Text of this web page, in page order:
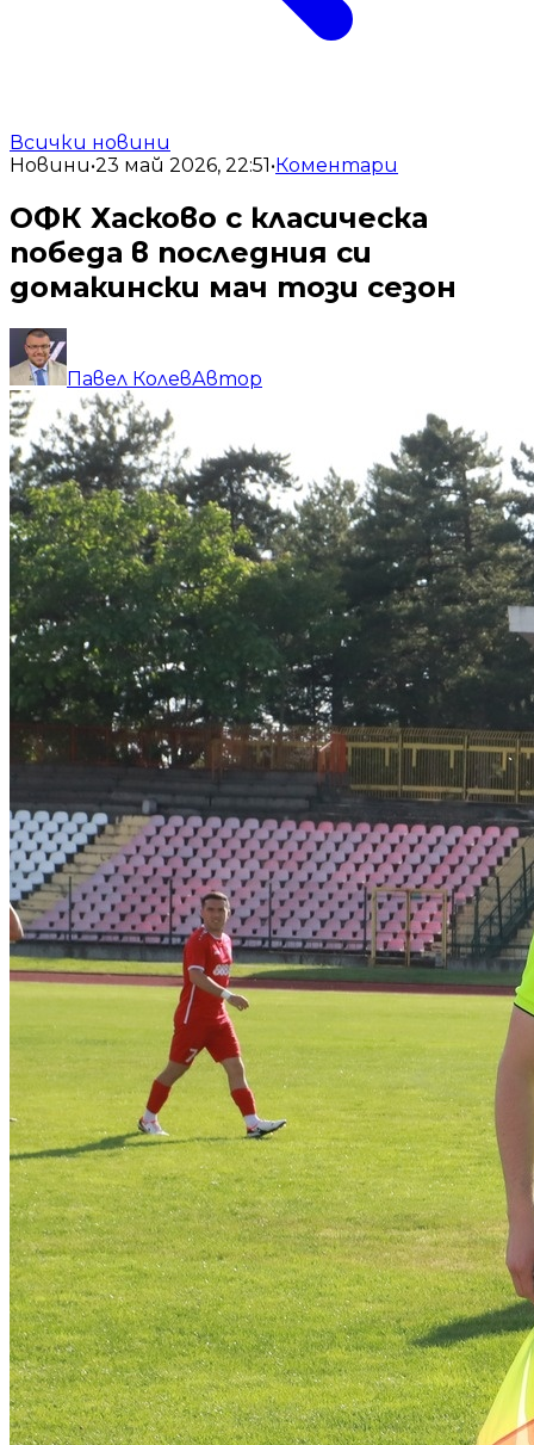
Всички новини
Новини•23 май 2026, 22:51•Коментари
ОФК Хасково с класическа
победа в последния си
домакински мач този сезон
Павел КолевАвтор